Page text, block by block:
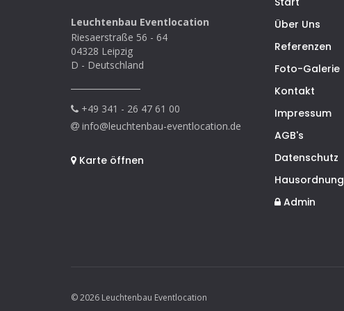
Leuchtenbau Eventlocation
Riesaerstraße 56 - 64
04328 Leipzig
D - Deutschland
+49 341 - 26 47 61 00
info@leuchtenbau-eventlocation.de
Karte öffnen
Über Uns
Referenzen
Foto-Galerie
Kontakt
Impressum
AGB's
Datenschutz
Hausordnung
Admin
© 2026 Leuchtenbau Eventlocation